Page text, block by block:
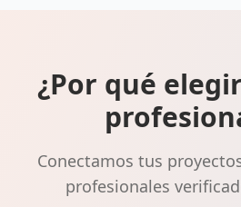
¿Por qué
Conectamos tus
profesionales